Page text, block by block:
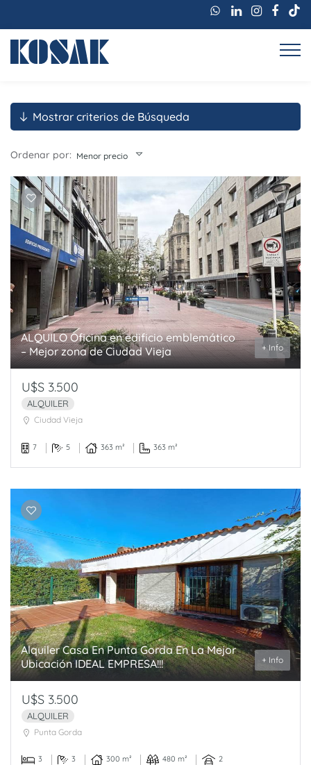
Mostrar criterios de Búsqueda
Ordenar por: Menor precio
ALQUILO Oficina en edificio emblemático
– Mejor zona de Ciudad Vieja
+ Info
U$S 3.500
ALQUILER
Ciudad Vieja
7 5 363 m² 363 m²
Alquiler Casa En Punta Gorda En La Mejor
Ubicación IDEAL EMPRESA!!!
+ Info
U$S 3.500
ALQUILER
Punta Gorda
3 3 300 m² 480 m² 2